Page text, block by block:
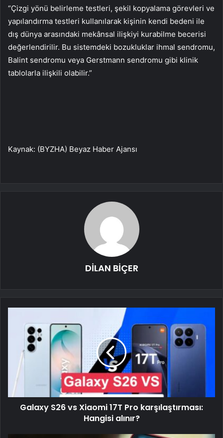
“Çizgi yönü belirleme testleri, şekil kopyalama görevleri ve
yapılandırma testleri kullanılarak kişinin kendi bedeni ile
dış dünya arasındaki mekânsal ilişkiyi kurabilme becerisi
değerlendirilir. Bu sistemdeki bozukluklar ihmal sendromu,
Balint sendromu veya Gerstmann sendromu gibi klinik
tablolarla ilişkili olabilir.”
Kaynak: (BYZHA) Beyaz Haber Ajansı
DİLAN BİÇER
Galaxy S26 vs Xiaomi 17T Pro karşılaştırması:
Hangisi alınır?